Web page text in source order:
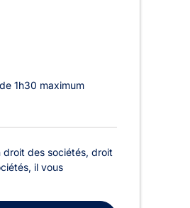
1h30 maximum
droit des sociétés, droit
il vous